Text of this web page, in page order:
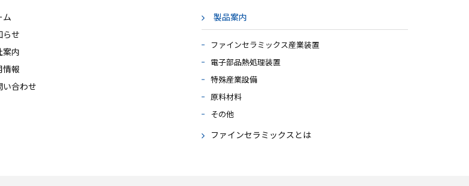
ム
らせ
案内
情報
い合わせ
製品案内
ファインセラミックス産業装置
電子部品熱処理装置
特殊産業設備
原料材料
その他
ファインセラミックスとは